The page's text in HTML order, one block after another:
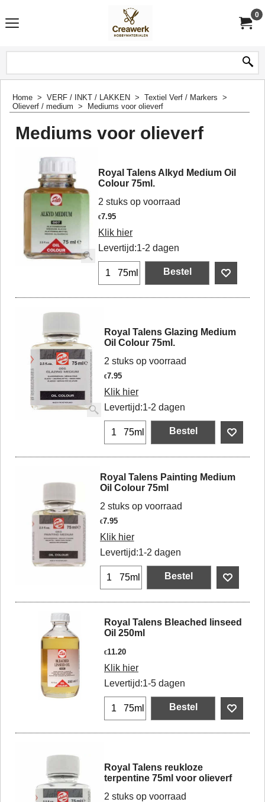
0
Home > VERF / INKT / LAKKEN > Textiel Verf / Markers >
Olieverf / medium > Mediums voor olieverf
Mediums voor olieverf
Royal Talens Alkyd Medium Oil
Colour 75ml.
2 stuks op voorraad
€7.95
Klik hier
Levertijd:1-2 dagen
75ml Bestel
Royal Talens Glazing Medium
Oil Colour 75ml.
2 stuks op voorraad
€7.95
Klik hier
Levertijd:1-2 dagen
75ml Bestel
Royal Talens Painting Medium
Oil Colour 75ml
2 stuks op voorraad
€7.95
Klik hier
Levertijd:1-2 dagen
75ml Bestel
Royal Talens Bleached linseed
Oil 250ml
€11.20
Klik hier
Levertijd:1-5 dagen
75ml Bestel
Royal Talens reukloze
terpentine 75ml voor olieverf
2 stuks op voorraad